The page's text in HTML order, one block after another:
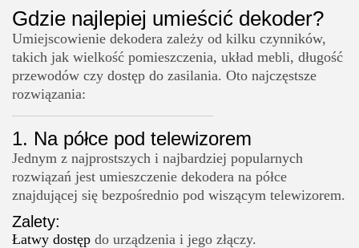
Gdzie najlepiej umieścić dekoder?
Umiejscowienie dekodera zależy od kilku czynników,
takich jak wielkość pomieszczenia, układ mebli, długość
przewodów czy dostęp do zasilania. Oto najczęstsze
rozwiązania:
1. Na półce pod telewizorem
Jednym z najprostszych i najbardziej popularnych
rozwiązań jest umieszczenie dekodera na półce
znajdującej się bezpośrednio pod wiszącym telewizorem.
Zalety:
Łatwy dostęp do urządzenia i jego złączy.